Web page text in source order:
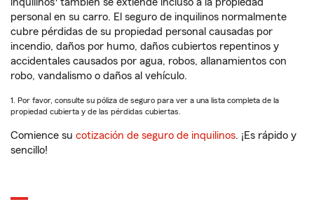
personal en su carro. El seguro de inquilinos normalmente
cubre pérdidas de su propiedad personal causadas por
incendio, daños por humo, daños cubiertos repentinos y
accidentales causados por agua, robos, allanamientos con
robo, vandalismo o daños al vehículo.
1. Por favor, consulte su póliza de seguro para ver a una lista completa de la
propiedad cubierta y de las pérdidas cubiertas.
Comience su cotización de seguro de inquilinos. ¡Es rápido y
sencillo!